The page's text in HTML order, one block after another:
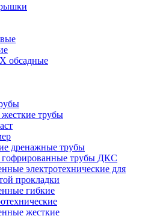
обсадные
трубы
дренажные трубы
гофрированные трубы ДКС
электротехнические для
прокладки
гибкие
жесткие